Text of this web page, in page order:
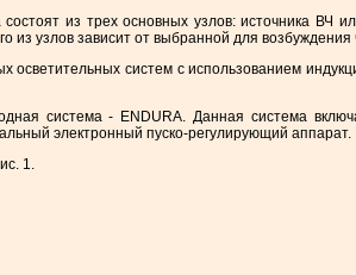
из трех основных узлов: источника
из узлов зависит от выбранной для
систем с использованием
система - ENDURA. Данная система
электронный пуско-регулирующий аппарат.
1.